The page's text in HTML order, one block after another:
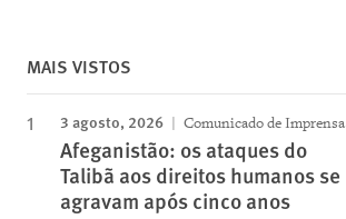
MAIS VISTOS
3 agosto, 2026 Comunicado de Imprensa
Afeganistão: os ataques do
Talibã aos direitos humanos se
agravam após cinco anos